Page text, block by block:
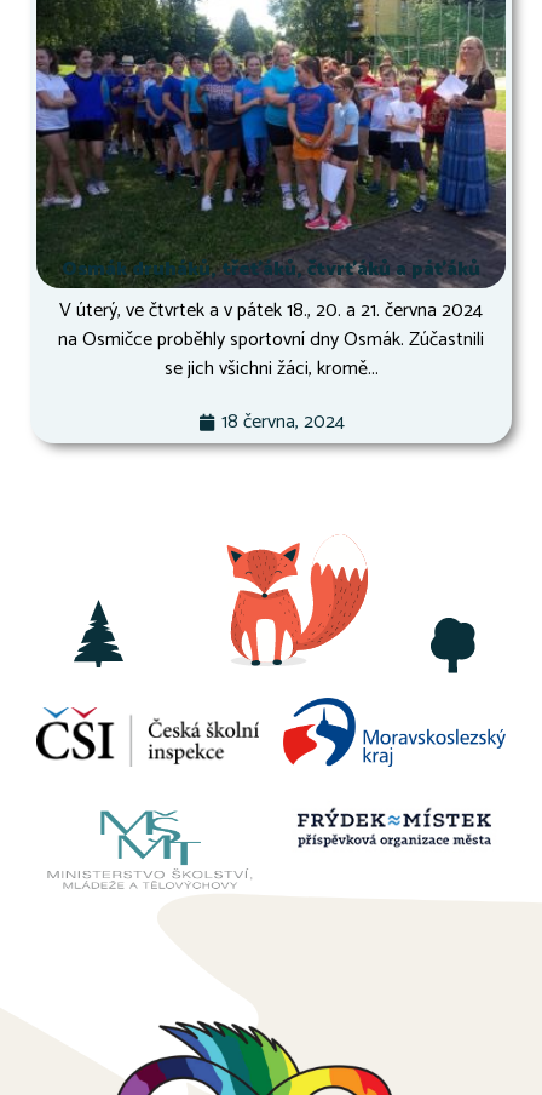
Osmák druháků, třeťáků, čtvrťáků a páťáků
V úterý, ve čtvrtek a v pátek 18., 20. a 21. června 2024
na Osmičce proběhly sportovní dny Osmák. Zúčastnili
se jich všichni žáci, kromě...
18 června, 2024